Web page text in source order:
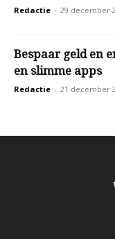
Redactie - 29 december
Bespaar geld en
en slimme apps
Redactie - 21 december